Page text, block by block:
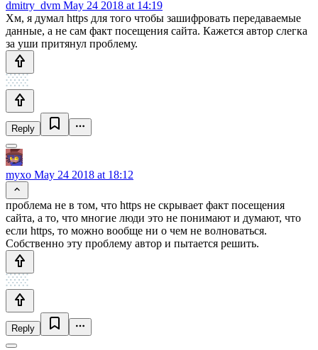
dmitry_dvm May 24 2018 at 14:19
Хм, я думал https для того чтобы зашифровать передаваемые
данные, а не сам факт посещения сайта. Кажется автор слегка
за уши притянул проблему.
Reply
myxo May 24 2018 at 18:12
проблема не в том, что https не скрывает факт посещения
сайта, а то, что многие люди это не понимают и думают, что
если https, то можно вообще ни о чем не волноваться.
Собственно эту проблему автор и пытается решить.
Reply